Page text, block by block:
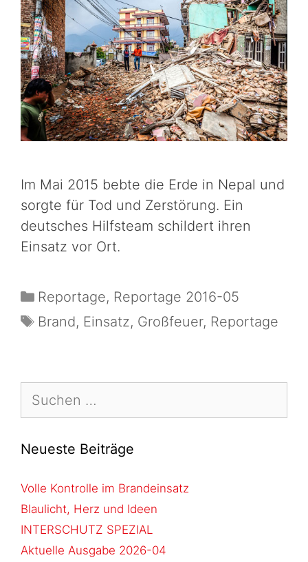
Im Mai 2015 bebte die Erde in Nepal und
sorgte für Tod und Zerstörung. Ein
deutsches Hilfsteam schildert ihren
Einsatz vor Ort.
Reportage, Reportage 2016-05
Brand, Einsatz, Großfeuer, Reportage
Neueste Beiträge
Volle Kontrolle im Brandeinsatz
Blaulicht, Herz und Ideen
INTERSCHUTZ SPEZIAL
Aktuelle Ausgabe 2026-04